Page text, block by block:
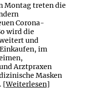
Montag treten die
Corona-
wird die
und
im
Arztpraxen
Masken
[Weiterlesen]